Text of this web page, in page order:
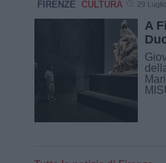
FIRENZE CULTURA 29
A